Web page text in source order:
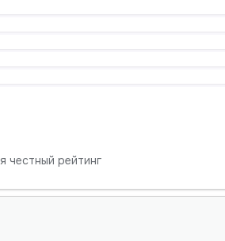
честный рейтинг